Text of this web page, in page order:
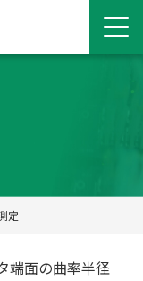
定
端面の曲率半径